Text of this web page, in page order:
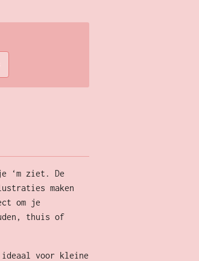
‘m ziet. De
maken
om je
thuis of
voor kleine